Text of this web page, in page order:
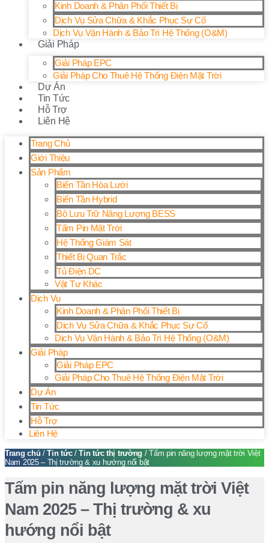
Kinh Doanh & Phân Phối Thiết Bị
Dịch Vụ Sửa Chữa & Khắc Phục Sự Cố
Dịch Vụ Vận Hành & Bảo Trì Hệ Thống (O&M)
Giải Pháp
Giải Pháp EPC
Giải Pháp Cho Thuê Hệ Thống Điện Mặt Trời
Dự Án
Tin Tức
Hỗ Trợ
Liên Hệ
Trang Chủ
Giới Thiệu
Sản Phẩm
Biến Tần Hòa Lưới
Biến Tần Hybrid
Bộ Lưu Trữ Năng Lượng BESS
Tấm Pin Mặt Trời
Hệ Thống Giám Sát
Thiết Bị Quan Trắc
Tủ Điện DC
Vật Tư Khác
Dịch Vụ
Kinh Doanh & Phân Phối Thiết Bị
Dịch Vụ Sửa Chữa & Khắc Phục Sự Cố
Dịch Vụ Vận Hành & Bảo Trì Hệ Thống (O&M)
Giải Pháp
Giải Pháp EPC
Giải Pháp Cho Thuê Hệ Thống Điện Mặt Trời
Dự Án
Tin Tức
Hỗ Trợ
Liên Hệ
Trang chủ /Tin tức/Tin tức thị trường / Tấm pin năng lượng mặt trời Việt
Nam 2025 – Thị trường & xu hướng nổi bật
Tấm pin năng lượng mặt trời Việt
Nam 2025 – Thị trường & xu
hướng nổi bật